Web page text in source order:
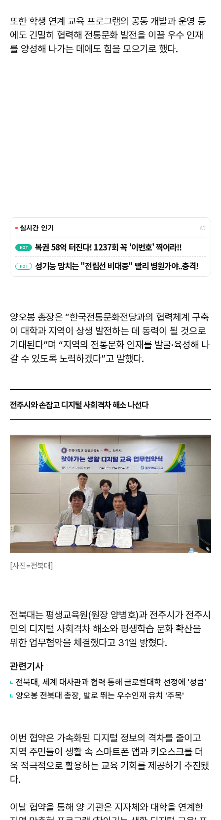
또한 학생 연계 교육 프로그램의 공동 개발과 운영 등
에도 긴밀히 협력해 전통문화 발전을 이끌 우수 인재
를 양성해 나가는 데에도 힘을 모으기로 했다.
양오봉 총장은 “한국전통문화전당과의 협력체계 구축
이 대학과 지역이 상생 발전하는 데 동력이 될 것으로
기대된다”며 “지역의 전통문화 인재를 발굴·육성해 나
갈 수 있도록 노력하겠다”고 말했다.
전주시와 손잡고 디지털 사회격차 해소 나선다
[사진=전북대]
전북대는 평생교육원(원장 양병호)과 전주시가 전주시
민의 디지털 사회격차 해소와 평생학습 문화 확산을
위한 업무협약을 체결했다고 31일 밝혔다.
관련기사
전북대, 세계 대사관과 협력 통해 글로컬대학 선정에 '성큼'
양오봉 전북대 총장, 발로 뛰는 우수인재 유치 '주목'
이번 협약은 가속화된 디지털 정보의 격차를 줄이고
지역 주민들이 생활 속 스마트폰 앱과 키오스크를 더
욱 적극적으로 활용하는 교육 기회를 제공하기 추진됐
다.
이날 협약을 통해 양 기관은 지자체와 대학을 연계한